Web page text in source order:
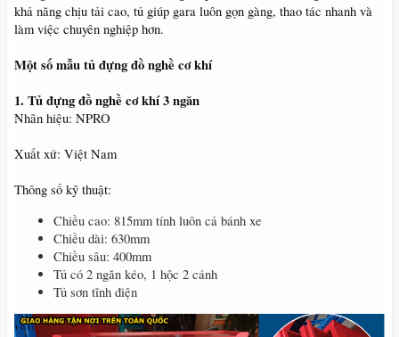
khả năng chịu tải cao, tủ giúp gara luôn gọn gàng, thao tác nhanh và
làm việc chuyên nghiệp hơn.
Một số mẫu tủ đựng đồ nghề cơ khí
1. Tủ đựng đồ nghề cơ khí 3 ngăn
Nhãn hiệu: NPRO
Xuất xứ: Việt Nam
Thông số kỹ thuật:
Chiều cao: 815mm tính luôn cả bánh xe
Chiều dài: 630mm
Chiều sâu: 400mm
Tủ có 2 ngăn kéo, 1 hộc 2 cánh
Tủ sơn tĩnh điện